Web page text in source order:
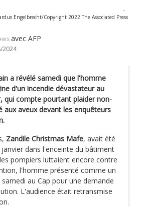
-
Engelbrecht/Copyright 2022 The Associated Press
avec AFP
2024
a révélé samedi que l'homme
d'un incendie dévastateur au
qui compte pourtant plaider non-
aux aveux devant les enquêteurs
Zandile Christmas Mafe, avait été
dans l'enceinte du bâtiment
pompiers luttaient encore contre
l'homme présenté comme un
au Cap pour une demande
L'audience était retransmise